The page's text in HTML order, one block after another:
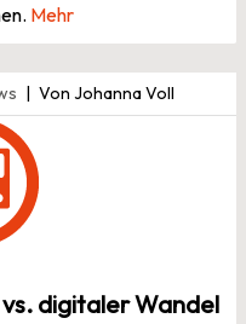
Mehr
Von Johanna Voll
digitaler Wandel